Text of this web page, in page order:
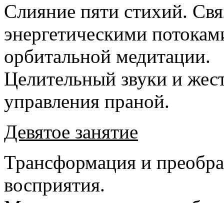
Слияние пяти стихий.
энергетическими
орбитальной медитации.
Целительный звуки и
управления праной.
Девятое занятие
Трансформация и
восприятия.